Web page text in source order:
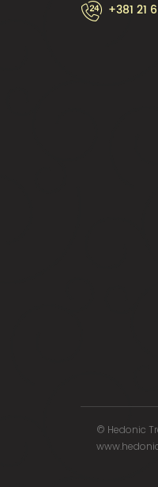
+381 21
© Hedonic